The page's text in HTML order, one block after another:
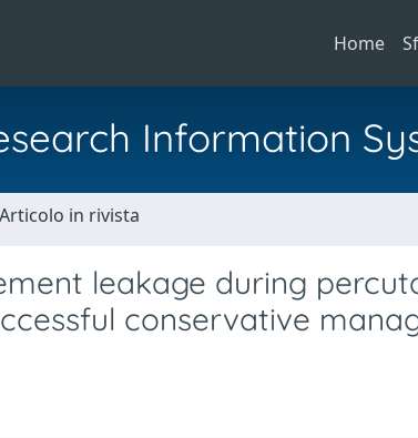
Home
Information
in rivista
leakage during
conservative